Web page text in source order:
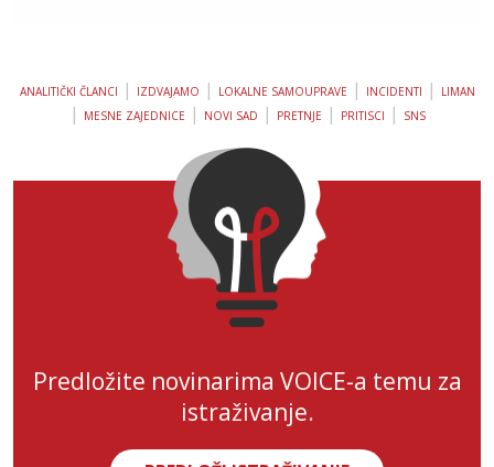
ANALITIČKI ČLANCI | IZDVAJAMO | LOKALNE SAMOUPRAVE | INCIDENTI | LIMAN
| MESNE ZAJEDNICE | NOVI SAD | PRETNJE | PRITISCI | SNS
Predložite novinarima VOICE-a temu za
istraživanje.